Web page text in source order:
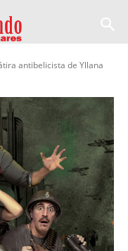
antibelicista de Yllana